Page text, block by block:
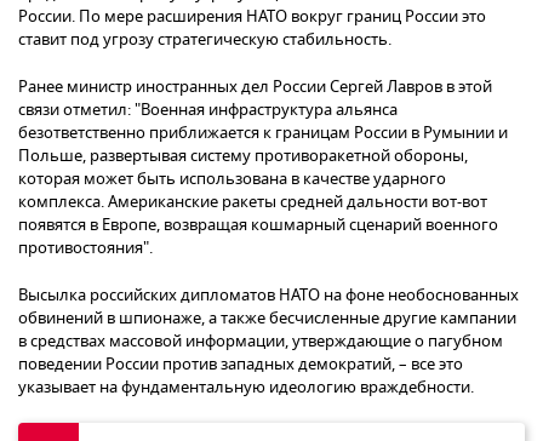
России. По мере расширения НАТО вокруг границ России это
ставит под угрозу стратегическую стабильность.
Ранее министр иностранных дел России Сергей Лавров в этой
связи отметил: "Военная инфраструктура альянса
безответственно приближается к границам России в Румынии и
Польше, развертывая систему противоракетной обороны,
которая может быть использована в качестве ударного
комплекса. Американские ракеты средней дальности вот-вот
появятся в Европе, возвращая кошмарный сценарий военного
противостояния".
Высылка российских дипломатов НАТО на фоне необоснованных
обвинений в шпионаже, а также бесчисленные другие кампании
в средствах массовой информации, утверждающие о пагубном
поведении России против западных демократий, – все это
указывает на фундаментальную идеологию враждебности.